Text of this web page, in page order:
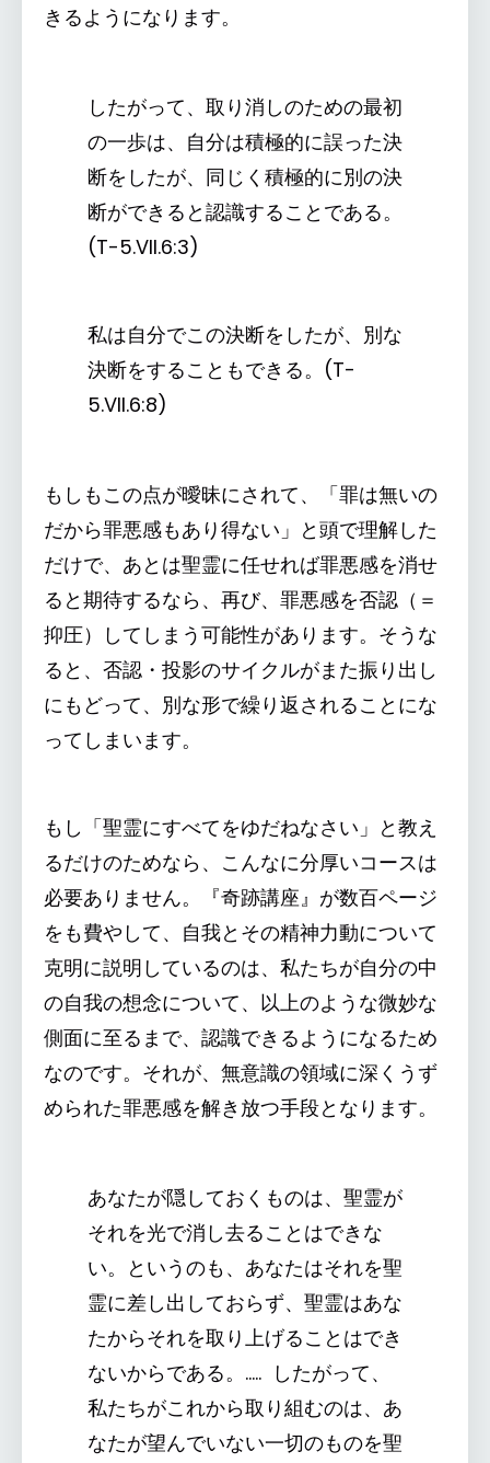
きるようになります。
したがって、取り消しのための最初
の一歩は、自分は積極的に誤った決
断をしたが、同じく積極的に別の決
断ができると認識することである。
(T-5.VII.6:3)
私は自分でこの決断をしたが、別な
決断をすることもできる。(T-
5.VII.6:8)
もしもこの点が曖昧にされて、「罪は無いの
だから罪悪感もあり得ない」と頭で理解した
だけで、あとは聖霊に任せれば罪悪感を消せ
ると期待するなら、再び、罪悪感を否認（＝
抑圧）してしまう可能性があります。そうな
ると、否認・投影のサイクルがまた振り出し
にもどって、別な形で繰り返されることにな
ってしまいます。
もし「聖霊にすべてをゆだねなさい」と教え
るだけのためなら、こんなに分厚いコースは
必要ありません。『奇跡講座』が数百ページ
をも費やして、自我とその精神力動について
克明に説明しているのは、私たちが自分の中
の自我の想念について、以上のような微妙な
側面に至るまで、認識できるようになるため
なのです。それが、無意識の領域に深くうず
められた罪悪感を解き放つ手段となります。
あなたが隠しておくものは、聖霊が
それを光で消し去ることはできな
い。というのも、あなたはそれを聖
霊に差し出しておらず、聖霊はあな
たからそれを取り上げることはでき
ないからである。..... したがって、
私たちがこれから取り組むのは、あ
なたが望んでいない一切のものを聖